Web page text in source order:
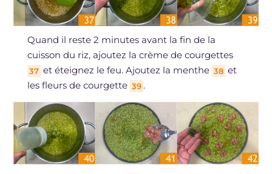
Quand il reste 2 minutes avant la fin de la
cuisson du riz, ajoutez la crème de courgettes
37 et éteignez le feu. Ajoutez la menthe 38 et
les fleurs de courgette 39 .